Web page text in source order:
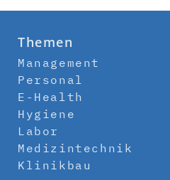
Themen
Management
Personal
E-Health
Hygiene
Labor
Medizintechnik
Klinikbau